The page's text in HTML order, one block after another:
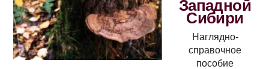
Западной
Сибири
Наглядно-
справочное
пособие